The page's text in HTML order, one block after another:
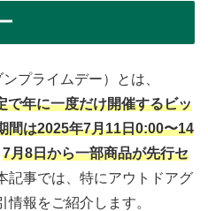
プライムデー）とは、
年に一度だけ開催するビッ
間は2025年7月11日0:00〜14
7月8日から一部商品が先行セ
記事では、特にアウトドアグ
報をご紹介します。